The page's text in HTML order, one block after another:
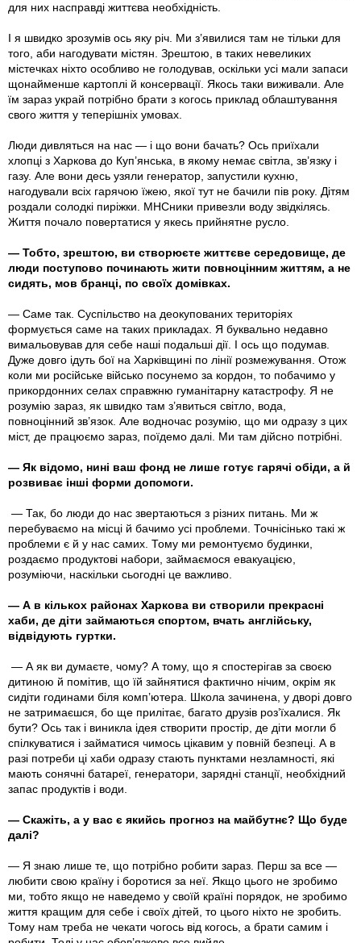
для них насправді життєва необхідність.
І я швидко зрозумів ось яку річ. Ми з’явилися там не тільки для
того, аби нагодувати містян. Зрештою, в таких невеликих
містечках ніхто особливо не голодував, оскільки усі мали запаси
щонайменше картоплі й консервації. Якось таки виживали. Але
їм зараз украй потрібно брати з когось приклад облаштування
свого життя у теперішніх умовах.
Люди дивляться на нас — і що вони бачать? Ось приїхали
хлопці з Харкова до Куп’янська, в якому немає світла, зв’язку і
газу. Але вони десь узяли генератор, запустили кухню,
нагодували всіх гарячою їжею, якої тут не бачили пів року. Дітям
роздали солодкі пиріжки. МНСники привезли воду звідкілясь.
Життя почало повертатися у якесь прийнятне русло.
— Тобто, зрештою, ви створюєте життєве середовище, де
люди поступово починають жити повноцінним життям, а не
сидять, мов бранці, по своїх домівках.
— Саме так. Суспільство на деокупованих територіях
формується саме на таких прикладах. Я буквально недавно
вимальовував для себе наші подальші дії. І ось що подумав.
Дуже довго ідуть бої на Харківщині по лінії розмежування. Отож
коли ми російське військо посунемо за кордон, то побачимо у
прикордонних селах справжню гуманітарну катастрофу. Я не
розумію зараз, як швидко там з’явиться світло, вода,
повноцінний зв’язок. Але водночас розумію, що ми одразу з цих
міст, де працюємо зараз, поїдемо далі. Ми там дійсно потрібні.
— Як відомо, нині ваш фонд не лише готує гарячі обіди, а й
розвиває інші форми допомоги.
— Так, бо люди до нас звертаються з різних питань. Ми ж
перебуваємо на місці й бачимо усі проблеми. Точнісінько такі ж
проблеми є й у нас самих. Тому ми ремонтуємо будинки,
роздаємо продуктові набори, займаємося евакуацією,
розуміючи, наскільки сьогодні це важливо.
— А в кількох районах Харкова ви створили прекрасні
хаби, де діти займаються спортом, вчать англійську,
відвідують гуртки.
— А як ви думаєте, чому? А тому, що я спостерігав за своєю
дитиною й помітив, що їй зайнятися фактично нічим, окрім як
сидіти годинами біля комп’ютера. Школа зачинена, у дворі довго
не затримаєшся, бо ще прилітає, багато друзів роз’їхалися. Як
бути? Ось так і виникла ідея створити простір, де діти могли б
спілкуватися і займатися чимось цікавим у повній безпеці. А в
разі потреби ці хаби одразу стають пунктами незламності, які
мають сонячні батареї, генератори, зарядні станції, необхідний
запас продуктів і води.
— Скажіть, а у вас є якийсь прогноз на майбутнє? Що буде
далі?
— Я знаю лише те, що потрібно робити зараз. Перш за все —
любити свою країну і боротися за неї. Якщо цього не зробимо
ми, тобто якщо не наведемо у своїй країні порядок, не зробимо
життя кращим для себе і своїх дітей, то цього ніхто не зробить.
Тому нам треба не чекати чогось від когось, а брати самим і